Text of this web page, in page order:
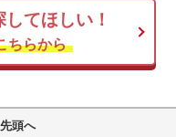
てほしい！
ちらから
頭へ